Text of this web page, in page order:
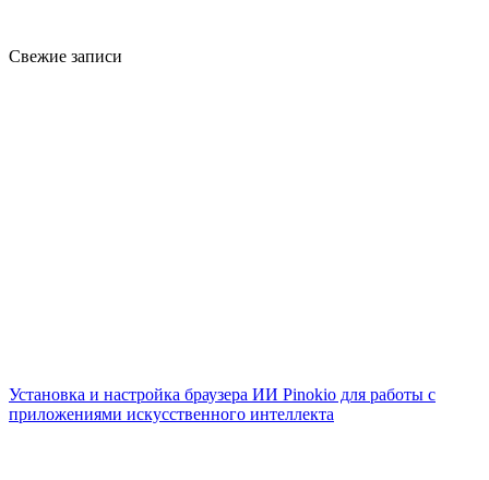
Свежие записи
Установка и настройка браузера ИИ Pinokio для работы с
приложениями искусственного интеллекта